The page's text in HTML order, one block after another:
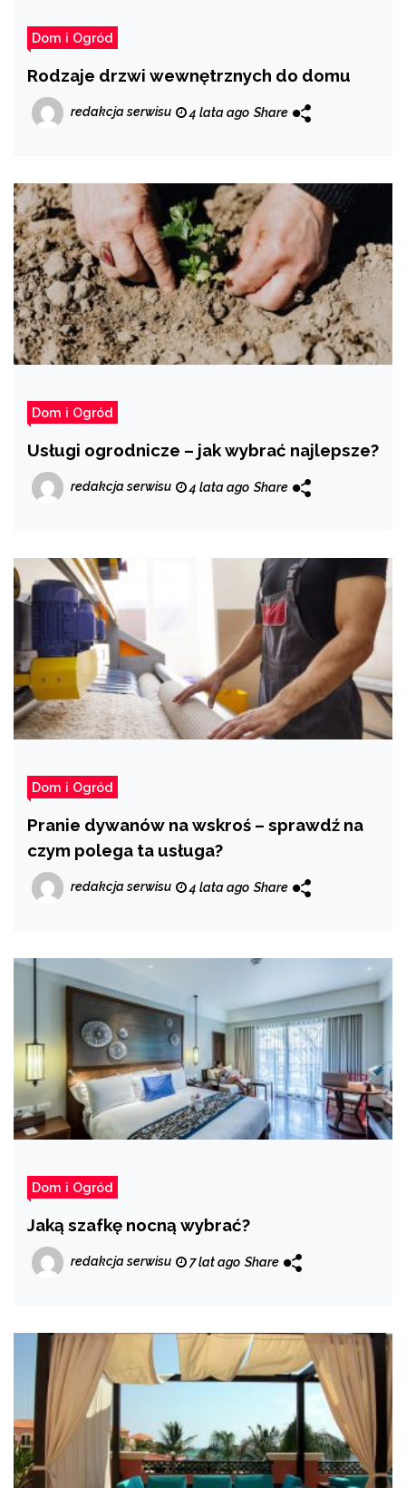
Dom i Ogród
Rodzaje drzwi wewnętrznych do domu
redakcja serwisu 4 lata ago Share
Dom i Ogród
Usługi ogrodnicze – jak wybrać najlepsze?
redakcja serwisu 4 lata ago Share
Dom i Ogród
Pranie dywanów na wskroś – sprawdź na
czym polega ta usługa?
redakcja serwisu 4 lata ago Share
Dom i Ogród
Jaką szafkę nocną wybrać?
redakcja serwisu 7 lat ago Share